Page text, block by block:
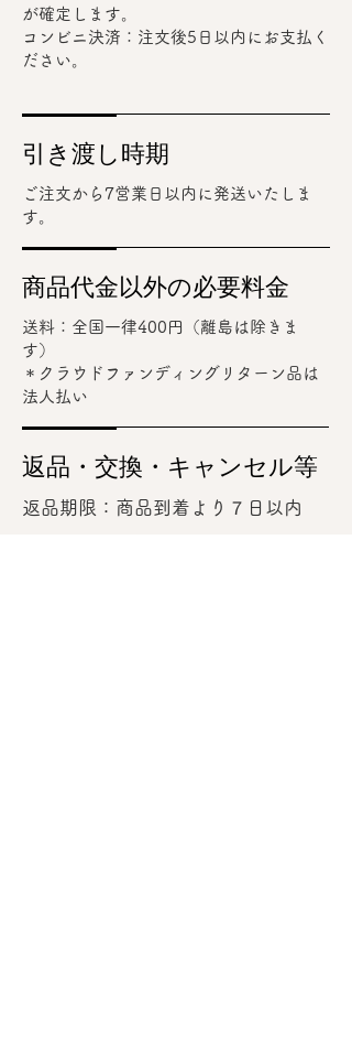
が確定します。
コンビニ決済：注文後5日以内にお支払く
ださい。
引き渡し時期
ご注文から7営業日以内に発送いたしま
す。
商品代金以外の必要料金
送料：全国一律400円（離島は除きま
す）
＊​クラウドファンディングリターン品は
法人払い
返品・交換・キャンセル等
返品期限：商品到着より７日以内